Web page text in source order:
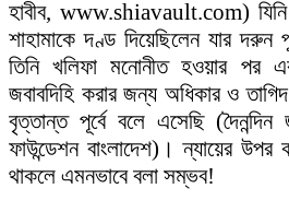
হাবীব, www.shiavault.com)
শাহামাকে দণ্ড দিয়েছিলেন যার
তিনি খলিফা মনোনীত হওয়ার পর
জবাবদিহি করার জন্য অধিকার ও
বৃত্তান্ত পূর্বে বলে এসেছি
ফাউন্ডেশন বাংলাদেশ)। ন্যায়ের উপর
থাকলে এমনভাবে বলা সম্ভব!